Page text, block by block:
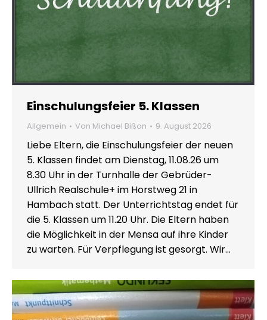
Einschulungsfeier 5. Klassen
Allgemein Von Michael Bißon 9. August 2026
Liebe Eltern, die Einschulungsfeier der neuen
5. Klassen findet am Dienstag, 11.08.26 um
8.30 Uhr in der Turnhalle der Gebrüder-
Ullrich Realschule+ im Horstweg 21 in
Hambach statt. Der Unterrichtstag endet für
die 5. Klassen um 11.20 Uhr. Die Eltern haben
die Möglichkeit in der Mensa auf ihre Kinder
zu warten. Für Verpflegung ist gesorgt. Wir…